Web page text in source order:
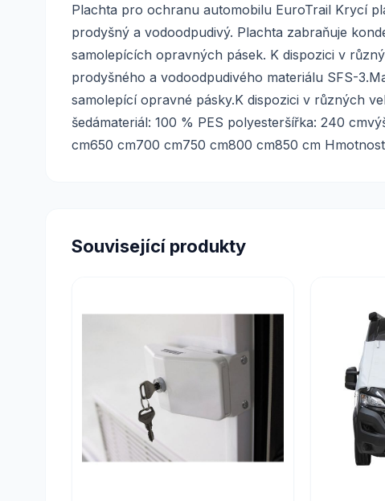
Plachta pro ochranu automobilu EuroTrail Krycí
prodyšný a vodoodpudivý. Plachta zabraňuje
samolepících opravných pásek. K dispozici v
prodyšného a vodoodpudivého materiálu SFS-
samolepící opravné pásky.K dispozici v různých
šedámateriál: 100 % PES polyesteršířka: 240
cm650 cm700 cm750 cm800 cm850 cm
Související produkty